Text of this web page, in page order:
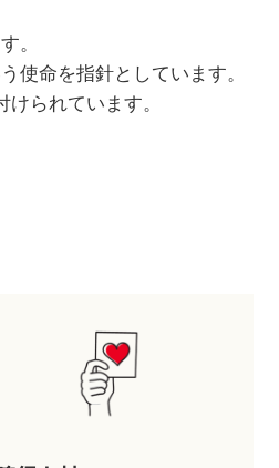
。
使命を指針としています。
られています。